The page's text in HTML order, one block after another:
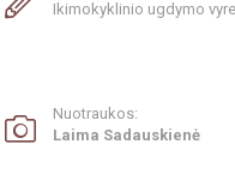
Ikimokyklinio ugdymo
Nuotraukos:
Laima Sadauskienė